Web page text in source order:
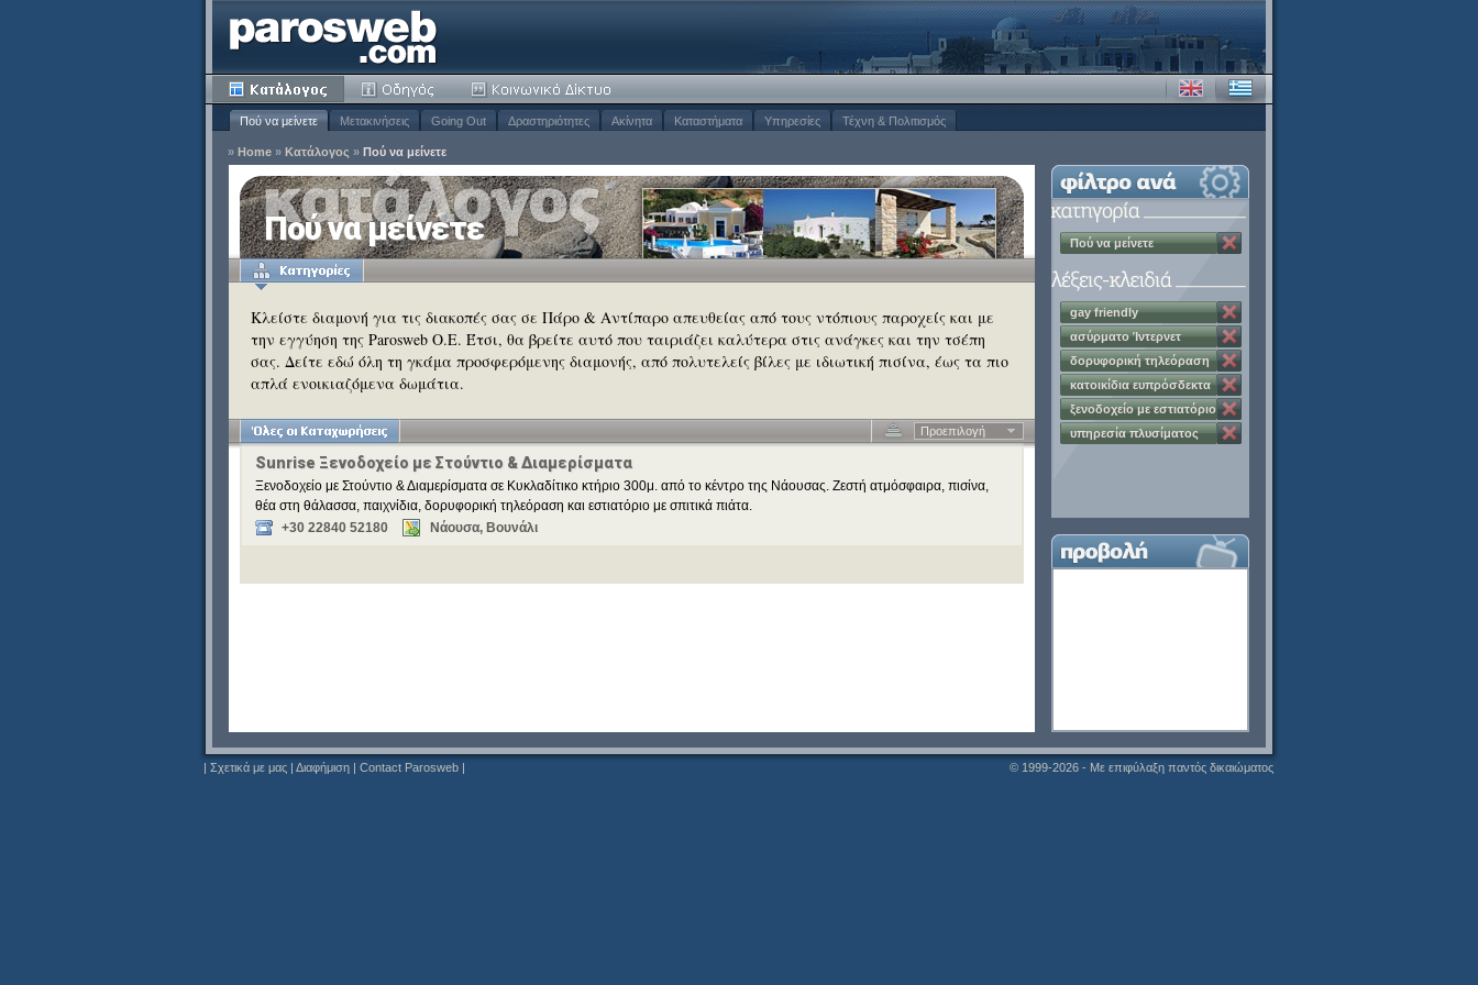
Πού να μείνετε Μετακινήσεις Going Out Δραστηριότητες Ακίνητα Καταστήματα Υπηρεσίες Τέχνη & Πολιτισμός
» Home » Κατάλογος » Πού να μείνετε
Πού να μείνετε
Κλείστε διαμονή για τις διακοπές σας σε Πάρο & Αντίπαρο απευθείας από τους ντόπιους παροχείς και με
την εγγύηση της Parosweb Ο.Ε. Έτσι, θα βρείτε αυτό που ταιριάζει καλύτερα στις ανάγκες και την τσέπη
σας. Δείτε εδώ όλη τη γκάμα προσφερόμενης διαμονής, από πολυτελείς βίλες με ιδιωτική πισίνα, έως τα πιο
απλά ενοικιαζόμενα δωμάτια.
Προεπιλογή
Sunrise Ξενοδοχείο με Στούντιο & Διαμερίσματα
Ξενοδοχείο με Στούντιο & Διαμερίσματα σε Κυκλαδίτικο κτήριο 300μ. από το κέντρο της Νάουσας. Ζεστή ατμόσφαιρα, πισίνα,
θέα στη θάλασσα, παιχνίδια, δορυφορική τηλεόραση και εστιατόριο με σπιτικά πιάτα.
+30 22840 52180
Νάουσα, Βουνάλι
Πού να μείνετε
gay friendly
ασύρματο Ίντερνετ
δορυφορική τηλεόραση
κατοικίδια ευπρόσδεκτα
ξενοδοχείο με εστιατόριο
υπηρεσία πλυσίματος
| Σχετικά με μας | Διαφήμιση | Contact Parosweb | © 1999-2026 - Με επιφύλαξη παντός δικαιώματος